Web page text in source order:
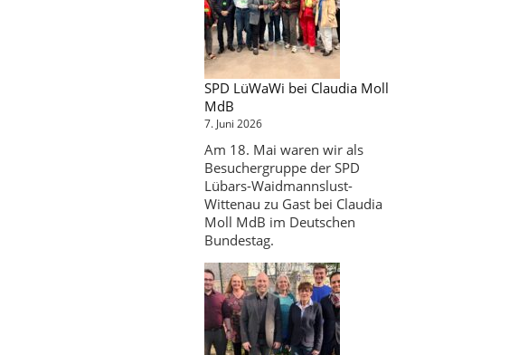
SPD LüWaWi bei Claudia Moll
MdB
7. Juni 2026
Am 18. Mai waren wir als
Besuchergruppe der SPD
Lübars-Waidmannslust-
Wittenau zu Gast bei Claudia
Moll MdB im Deutschen
Bundestag.